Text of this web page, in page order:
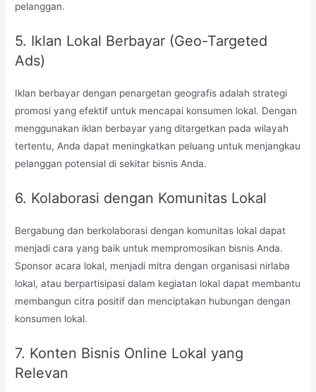
pelanggan.
5. Iklan Lokal Berbayar (Geo-Targeted
Ads)
Iklan berbayar dengan penargetan geografis adalah strategi
promosi yang efektif untuk mencapai konsumen lokal. Dengan
menggunakan iklan berbayar yang ditargetkan pada wilayah
tertentu, Anda dapat meningkatkan peluang untuk menjangkau
pelanggan potensial di sekitar bisnis Anda.
6. Kolaborasi dengan Komunitas Lokal
Bergabung dan berkolaborasi dengan komunitas lokal dapat
menjadi cara yang baik untuk mempromosikan bisnis Anda.
Sponsor acara lokal, menjadi mitra dengan organisasi nirlaba
lokal, atau berpartisipasi dalam kegiatan lokal dapat membantu
membangun citra positif dan menciptakan hubungan dengan
konsumen lokal.
7. Konten Bisnis Online Lokal yang
Relevan